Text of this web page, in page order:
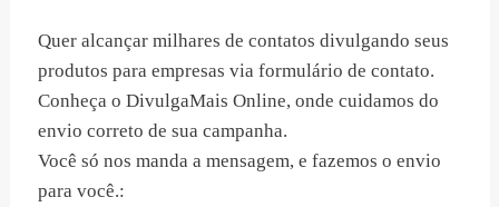
Quer alcançar milhares de contatos divulgando seus
produtos para empresas via formulário de contato.
Conheça o DivulgaMais Online, onde cuidamos do
envio correto de sua campanha.
Você só nos manda a mensagem, e fazemos o envio
para você.: